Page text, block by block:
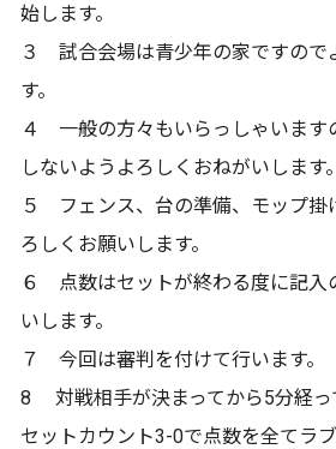
始します。
３ 試合会場は青少年の家ですので
す。
４ 一般の方々もいらっしゃいます
しないようよろしくおねがいします。
５ フェンス、台の準備、モップ掛
ろしくお願いします。
６ 点数はセットが終わる度に記入
いします。
７ 今回は審判を付けて行います。
8 対戦相手が決まってから5分経っ
セットカウント3-0で点数を全てラ